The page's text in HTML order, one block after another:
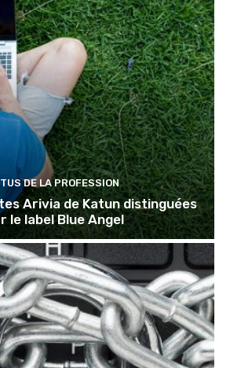
DE LA PROFESSION
Arivia de Katun distinguées
le label Blue Angel